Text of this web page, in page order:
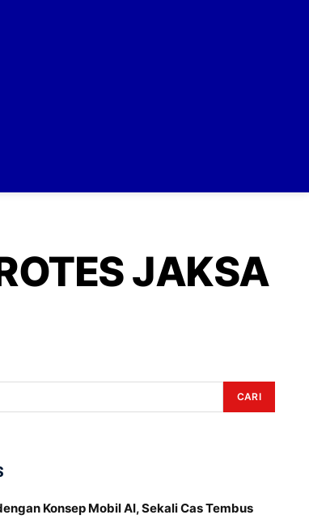
JAKSA
CARI
Konsep Mobil AI, Sekali Cas Tembus